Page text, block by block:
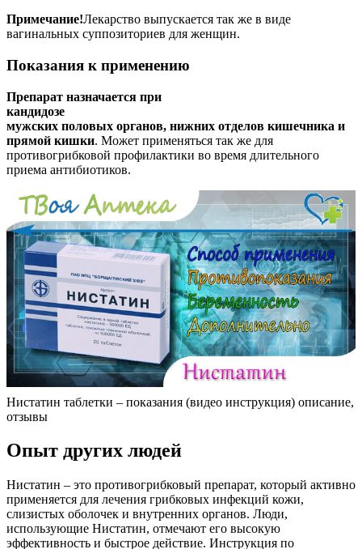
Примечание!Лекарство выпускается так же в виде
вагинальных суппозиториев для женщин.
Показания к применению
Препарат назначается при
кандидозе
мужских половых органов, нижних отделов кишечника и
прямой кишки. Может применяться так же для
противогрибковой профилактики во время длительного
приема антибиотиков.
Нистатин таблетки – показания (видео инструкция) описание,
отзывы
Опыт других людей
Нистатин – это противогрибковый препарат, который активно
применяется для лечения грибковых инфекций кожи,
слизистых оболочек и внутренних органов. Люди,
использующие Нистатин, отмечают его высокую
эффективность и быстрое действие. Инструкция по